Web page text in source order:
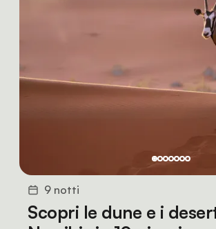
9 notti
Scopri le dune e i